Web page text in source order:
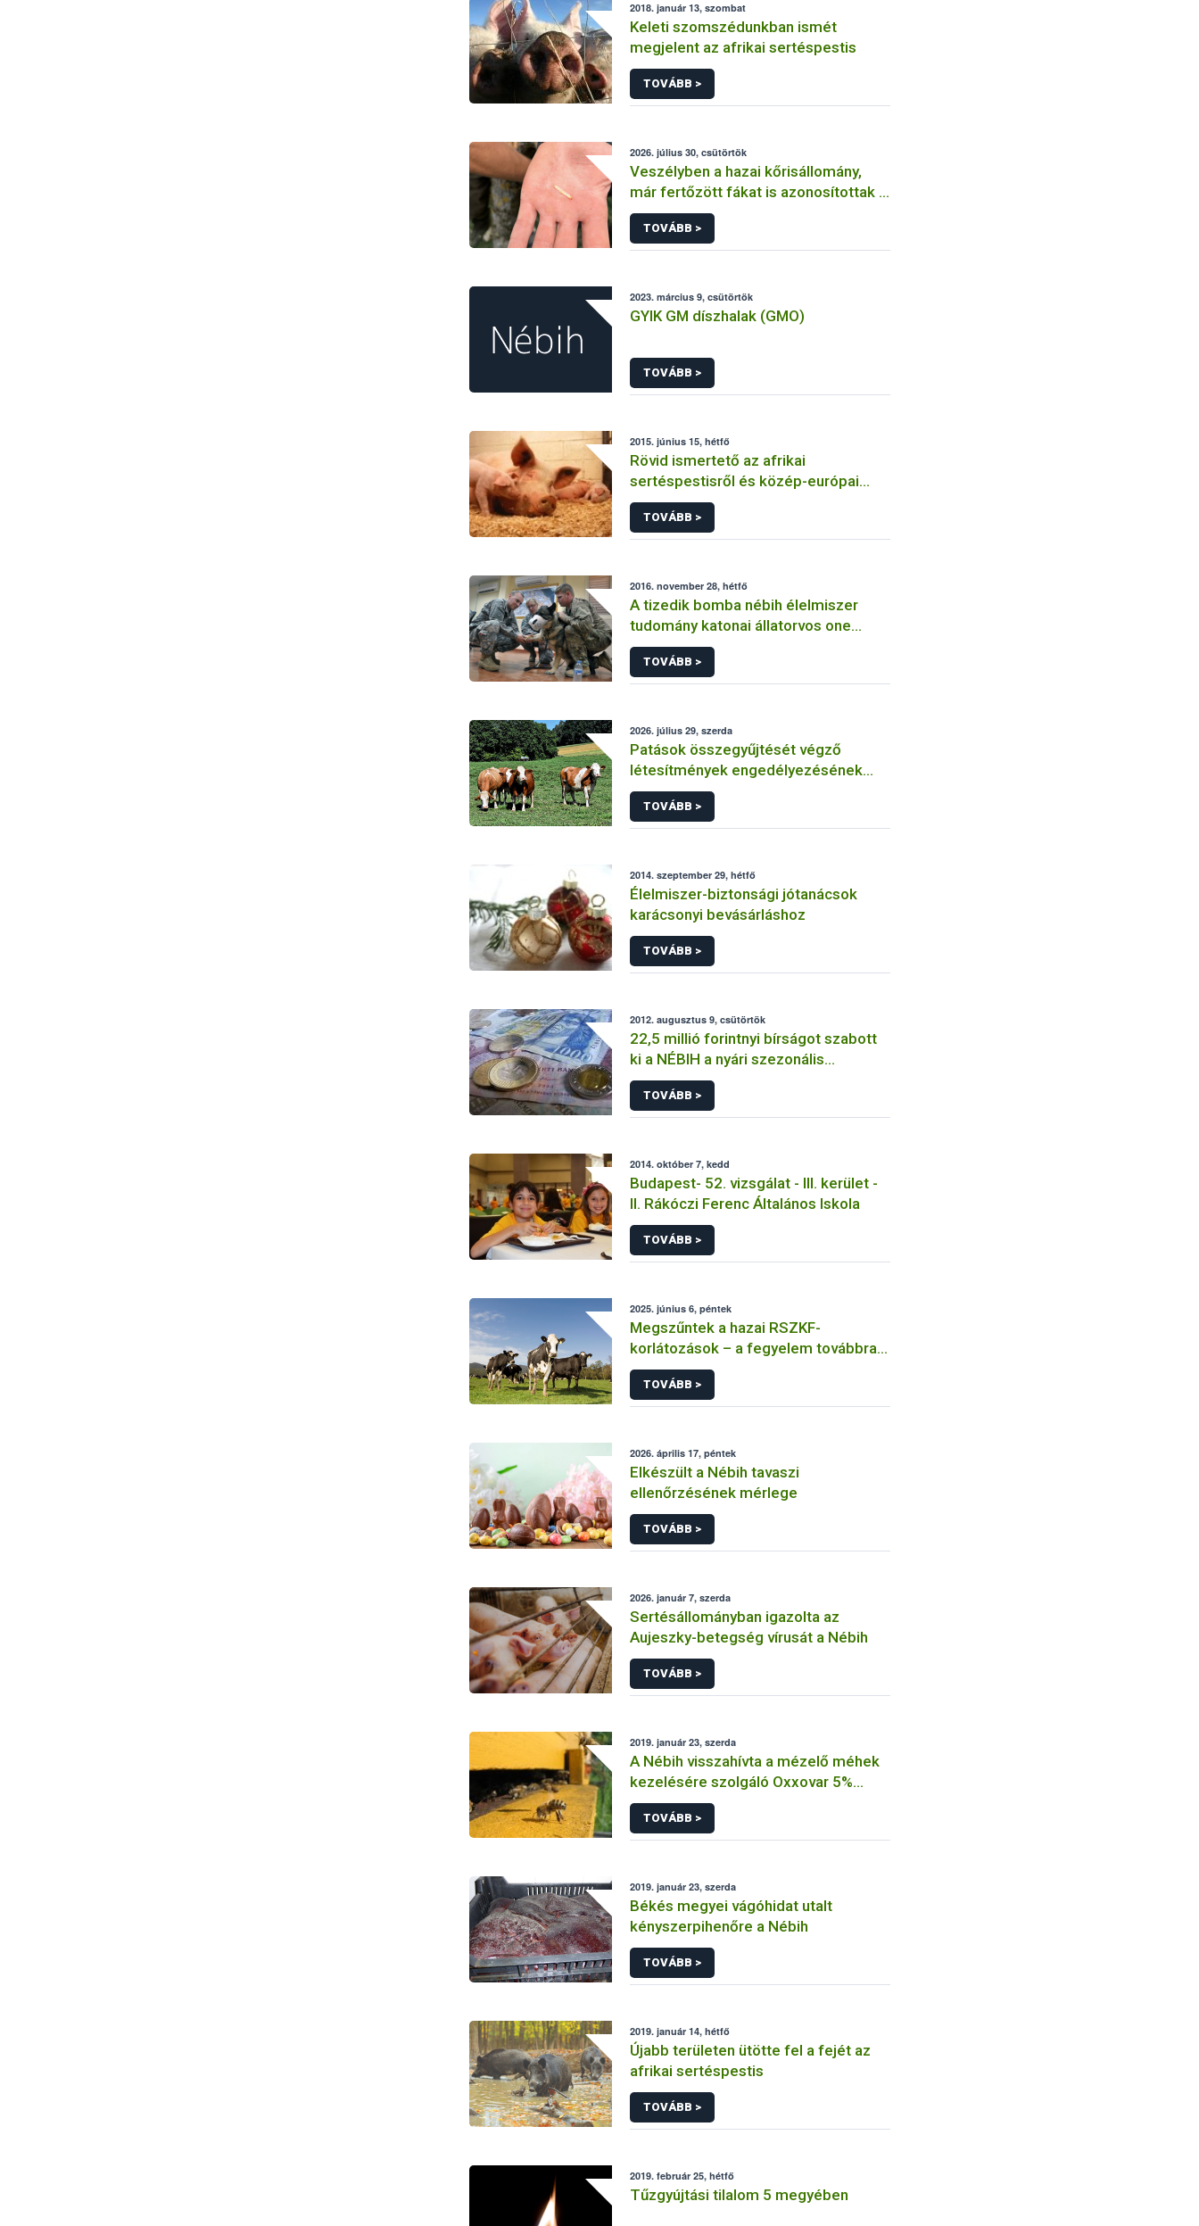
2018. január 13, szombat
Keleti szomszédunkban ismét
megjelent az afrikai sertéspestis
TOVÁBB >
2026. július 30, csütörtök
Veszélyben a hazai kőrisállomány,
már fertőzött fákat is azonosítottak a
szakemberek
TOVÁBB >
2023. március 9, csütörtök
GYIK GM díszhalak (GMO)
TOVÁBB >
2015. június 15, hétfő
Rövid ismertető az afrikai
sertéspestisről és közép-európai
megjelenésének veszélyéről
TOVÁBB >
2016. november 28, hétfő
A tizedik bomba nébih élelmiszer
tudomány katonai állatorvos one
health
TOVÁBB >
2026. július 29, szerda
Patások összegyűjtését végző
létesítmények engedélyezésének
feltételei
TOVÁBB >
2014. szeptember 29, hétfő
Élelmiszer-biztonsági jótanácsok
karácsonyi bevásárláshoz
TOVÁBB >
2012. augusztus 9, csütörtök
22,5 millió forintnyi bírságot szabott
ki a NÉBIH a nyári szezonális
élelmiszerlánc-biztonsági
ellenőrzések során
TOVÁBB >
2014. október 7, kedd
Budapest- 52. vizsgálat - III. kerület -
II. Rákóczi Ferenc Általános Iskola
TOVÁBB >
2025. június 6, péntek
Megszűntek a hazai RSZKF-
korlátozások – a fegyelem továbbra
is kulcsfontosságú
TOVÁBB >
2026. április 17, péntek
Elkészült a Nébih tavaszi
ellenőrzésének mérlege
TOVÁBB >
2026. január 7, szerda
Sertésállományban igazolta az
Aujeszky-betegség vírusát a Nébih
TOVÁBB >
2019. január 23, szerda
A Nébih visszahívta a mézelő méhek
kezelésére szolgáló Oxxovar 5%
oldat gyógyhatású készítményt a
hazai piacról
TOVÁBB >
2019. január 23, szerda
Békés megyei vágóhidat utalt
kényszerpihenőre a Nébih
TOVÁBB >
2019. január 14, hétfő
Újabb területen ütötte fel a fejét az
afrikai sertéspestis
TOVÁBB >
2019. február 25, hétfő
Tűzgyújtási tilalom 5 megyében